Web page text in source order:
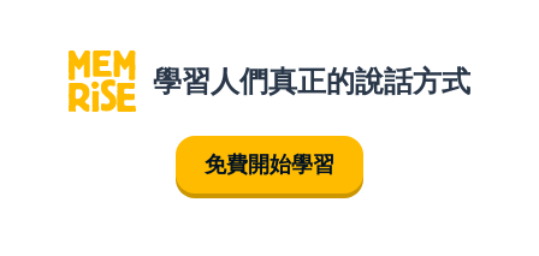
學習人們真正的說話方式
免費開始學習